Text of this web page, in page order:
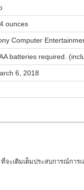
ounces
Computer
batteries required.
6, 2018
ะเติมเต็มประสบการณ์กา